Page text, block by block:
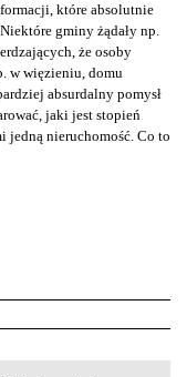
które absolutnie
gminy żądały np.
że osoby
w więzieniu, domu
absurdalny pomysł
jaki jest stopień
jedną nieruchomość. Co to